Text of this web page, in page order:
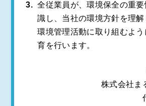
全従業員が、環境保全の重
識し、当社の環境方針を理解
環境管理活動に取り組むよ
育を行います。
株式会社ま